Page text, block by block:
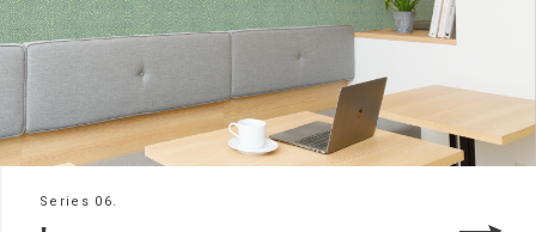
Series 06.